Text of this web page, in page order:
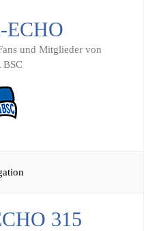
ECHO
und Mitglieder von
BSC
315